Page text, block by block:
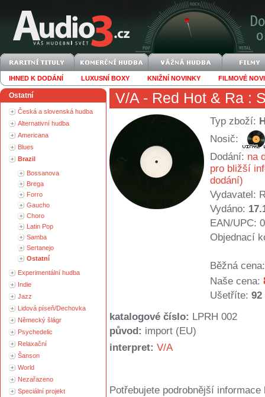
IHNED K DODÁNÍ LUXUSNÍ BOXY KNIŽNÍ NOVINKY FILMOVÉ
Ostatní
Česká a slovenská hudba
Alternativní hudba
Americana
Blues
Brazil
Bossanova
Brega
Forro
Gaucho
Choro
Latin Pop
Samba
Sertanejo
Ostatní
Experimentální hudba
Indie
Jazz
Lidová píseň/Dechovka
Německý šlágr
Psychedelic
Relaxační
Šanson
World
Nezařazeno
Speciální projekt
V/A - Red Hot & Ra :
Typ zboží:
Nosič:
Dodání: na
pro bližší
dodání)
Vydavatel:
Vydáno:
EAN/UPC:
Objednací
Běžná cena:
Naše cena:
Ušetříte: 92
katalogové číslo: LPRH 002
původ: import (EU)
interpret: V/A
Potřebujete podrobnější